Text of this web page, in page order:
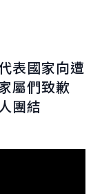
表國家向遭
屬們致歉
團結